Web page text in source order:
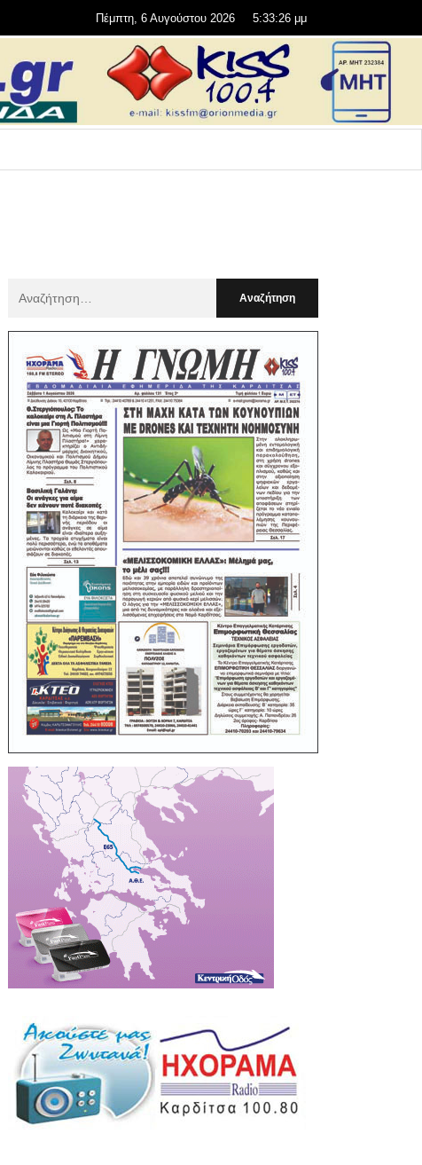
Πέμπτη, 6 Αυγούστου 2026 5:33:27 μμ
: